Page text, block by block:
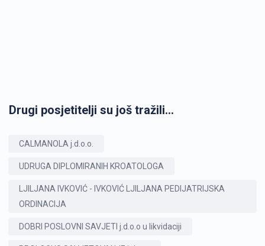
Drugi posjetitelji su još tražili...
CALMANOLA j.d.o.o.
UDRUGA DIPLOMIRANIH KROATOLOGA
LJILJANA IVKOVIĆ - IVKOVIĆ LJILJANA PEDIJATRIJSKA
ORDINACIJA
DOBRI POSLOVNI SAVJETI j.d.o.o u likvidaciji